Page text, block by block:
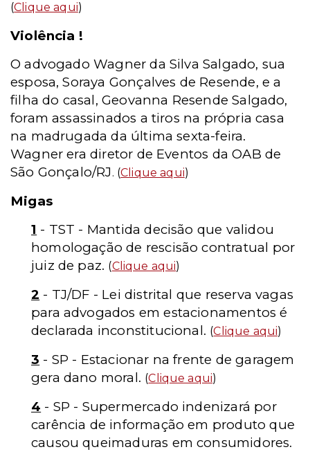
(Clique aqui)
Violência !
O advogado Wagner da Silva Salgado, sua
esposa, Soraya Gonçalves de Resende, e a
filha do casal, Geovanna Resende Salgado,
foram assassinados a tiros na própria casa
na madrugada da última sexta-feira.
Wagner era diretor de Eventos da OAB de
São Gonçalo/RJ . (Clique aqui)
Migas
1 - TST - Mantida decisão que validou
homologação de rescisão contratual por
juiz de paz. (Clique aqui)
2 - TJ/DF - Lei distrital que reserva vagas
para advogados em estacionamentos é
declarada inconstitucional. (Clique aqui)
3 - SP - Estacionar na frente de garagem
gera dano moral. (Clique aqui)
4 - SP - Supermercado indenizará por
carência de informação em produto que
causou queimaduras em consumidores.